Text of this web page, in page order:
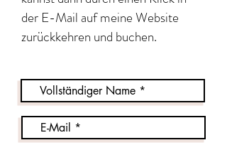
der E-Mail auf meine Website
zurückkehren und buchen.